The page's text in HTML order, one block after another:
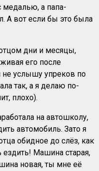
медалью, а папа-
А вот если бы это была
дни и месяцы,
его после
не услышу упреков по
так, а я делаю по-
плохо).
на автошколу,
автомобиль. Зато я
обидное до слёз, как
ездить! Машина старая,
новая, ты мне её